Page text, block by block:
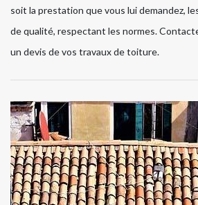
soit la prestation que vous lui demandez,
de qualité, respectant les normes.
un devis de vos travaux de toiture.